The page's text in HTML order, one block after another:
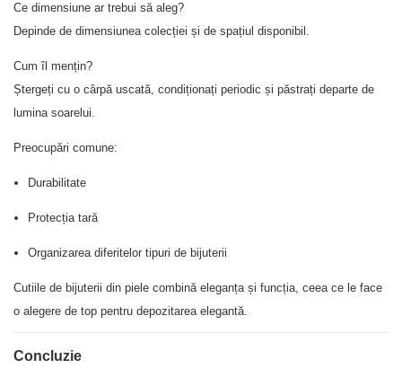
Ce dimensiune ar trebui să aleg?
Depinde de dimensiunea colecției și de spațiul disponibil.
Cum îl mențin?
Ștergeți cu o cârpă uscată, condiționați periodic și păstrați departe de
lumina soarelui.
Preocupări comune:
Durabilitate
Protecția tară
Organizarea diferitelor tipuri de bijuterii
Cutiile de bijuterii din piele combină eleganța și funcția, ceea ce le face
o alegere de top pentru depozitarea elegantă.
Concluzie